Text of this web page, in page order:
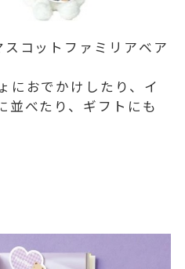
コットファミリアベア
におでかけしたり、イ
並べたり、ギフトにも